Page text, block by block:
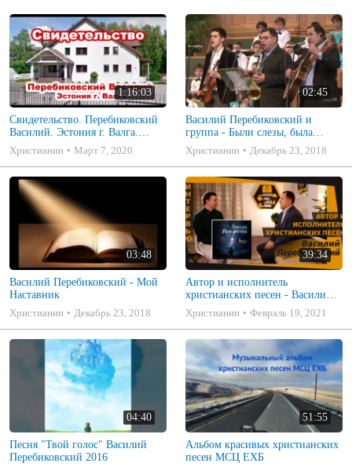
1:16:03
Свидетельство. Перебиковский
Василий. Эстония г. Валга.
Проповедь МСЦ ЕХБ Музыка
Христианин Март 7, 2020
02:45
Василий Перебиковский и
группа - Были слезы, была
печаль
Христианин Декабрь 23, 2018
03:48
Василий Перебиковский - Мой
Наставник
Христианин
Декабрь 23, 2018
39:34
Автор и исполнитель
христианских песен - Василий
Перебиковский
Христианин Февраль 19, 2021
04:40
Песня "Твой голос" Василий
Перебиковский 2016
51:55
Альбом красивых христианских
песен МСЦ ЕХБ